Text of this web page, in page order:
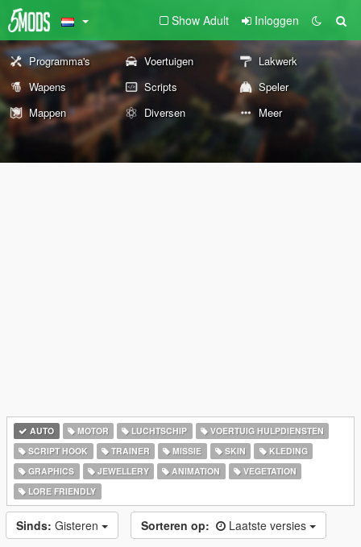
Show Adult Inloggen
Programma's Voertuigen
Lakwerk
Wapens
Scripts
Speler
Mappen
Diversen Meer
AUTO MOTOR LUCHTSCHIP
VOERTUIG HULPDIENSTEN
SCRIPT HOOK
TRAINER MISSIE SKIN
KLEDING
GRAPHICS
JEWELLERY ANIMATION
VEGETATION
LORE FRIENDLY
Sinds: Gisteren Sorteren op: Laatste versies